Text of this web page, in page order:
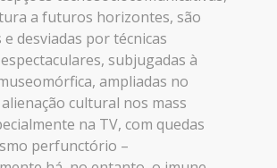
a futuros horizontes, são
desviadas por técnicas
subjugadas à
ampliadas no
cultural nos mass
na TV, com quedas
perfunctório –